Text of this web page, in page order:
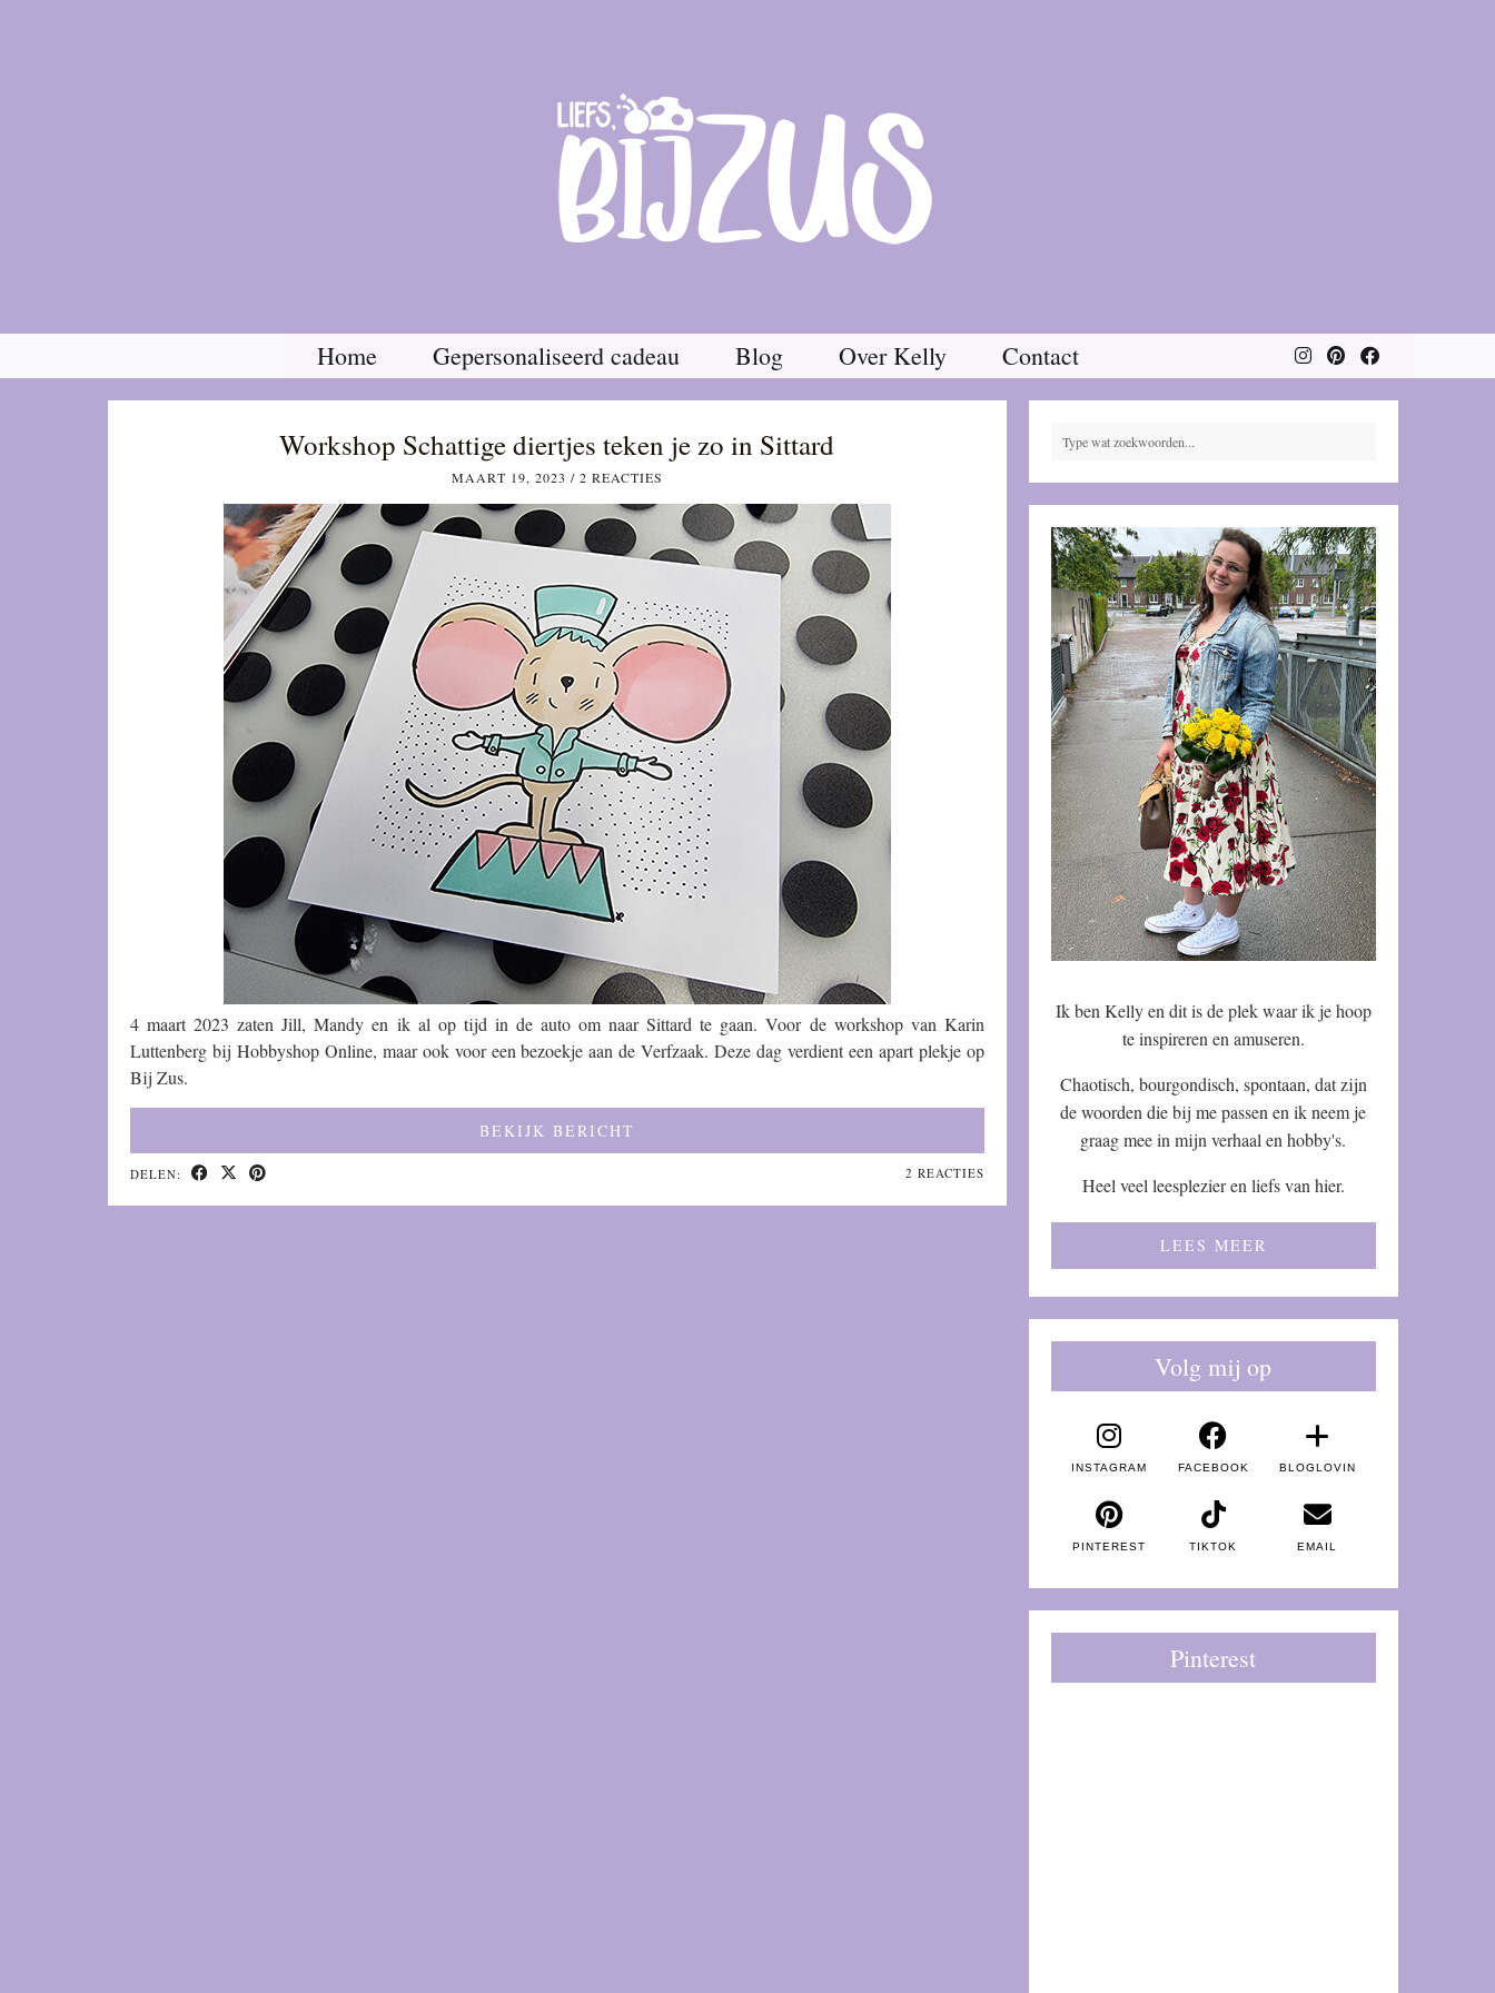
Home Gepersonaliseerd cadeau Blog Over Kelly Contact
Workshop Schattige diertjes teken je zo in Sittard
MAART 19, 2023 / 2 REACTIES
4 maart 2023 zaten Jill, Mandy en ik al op tijd in de auto om naar Sittard te gaan. Voor de workshop van Karin
Luttenberg bij Hobbyshop Online, maar ook voor een bezoekje aan de Verfzaak. Deze dag verdient een apart plekje op
Bij Zus.
BEKIJK BERICHT
DELEN: 2 REACTIES
Ik ben Kelly en dit is de plek waar ik je hoop
te inspireren en amuseren.
Chaotisch, bourgondisch, spontaan, dat zijn
de woorden die bij me passen en ik neem je
graag mee in mijn verhaal en hobby's.
Heel veel leesplezier en liefs van hier.
LEES MEER
Volg mij op
INSTAGRAM FACEBOOK BLOGLOVIN
PINTEREST TIKTOK EMAIL
Pinterest